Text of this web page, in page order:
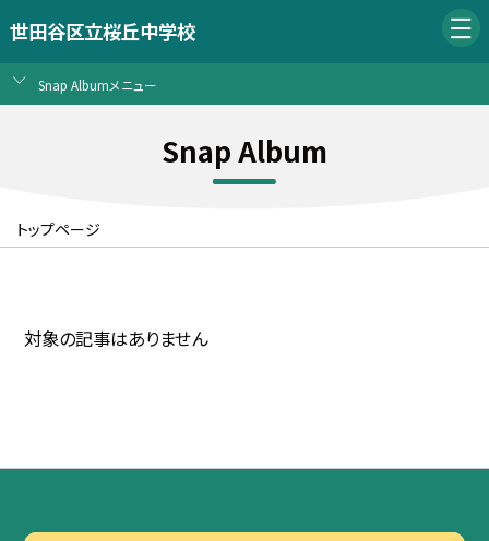
世田谷区立桜丘中学校
Snap Albumメニュー
Snap Album
トップページ
対象の記事はありません